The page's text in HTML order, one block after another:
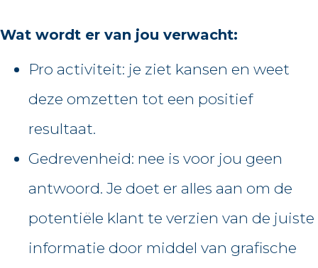
Wat wordt er van jou verwacht:
Pro activiteit: je ziet kansen en weet
deze omzetten tot een positief
resultaat.
Gedrevenheid: nee is voor jou geen
antwoord. Je doet er alles aan om de
potentiële klant te verzien van de juiste
informatie door middel van grafische